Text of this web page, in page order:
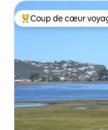
Coups de cœur
Coup de cœur